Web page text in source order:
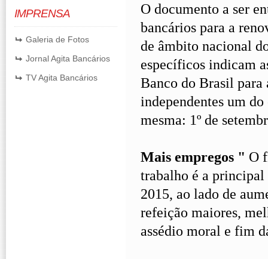
IMPRENSA
Galeria de Fotos
Jornal Agita Bancários
TV Agita Bancários
O documento a ser
bancários para a
de âmbito nacional
específicos indicam
Banco do Brasil para
independentes um do
mesma: 1º de
Mais empregos " O
trabalho é a
2015, ao lado de
refeição maiores,
assédio moral e fim